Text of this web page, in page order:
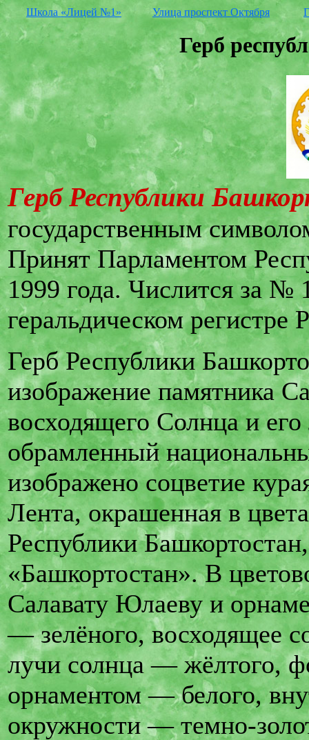
Школа «Лицей №1» Улица проспект Октября
Герб
Герб Республики
государственным
Принят Парламентом
1999 года. Числится за №
геральдическом регистре
Герб Республики
изображение памятника
восходящего Солнца и
обрамленный
изображено соцветие
Лента, окрашенная в
Республики
«Башкортостан». В
Салавату Юлаеву и
— зелёного, восходящее
лучи солнца — жёлтого,
орнаментом — белого,
окружности — темно-